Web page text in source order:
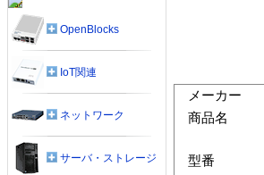
メーカー
商品名
型番
OpenBlocks
IoT関連
ネットワーク
サーバ・ストレージ